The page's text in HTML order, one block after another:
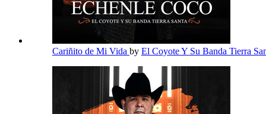
Cariñito de Mi Vida by El Coyote Y Su Banda Tierra